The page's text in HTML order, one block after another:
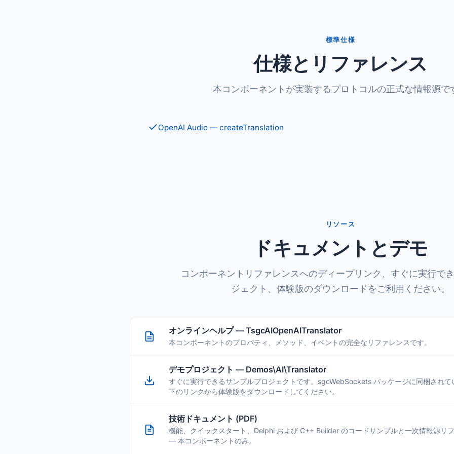
標準仕様
仕様とリファレンス
本コンポーネントが実装するプロトコルの正式な情報源で
OpenAI Audio — createTranslation
リソース
ドキュメントとデモ
コンポーネントリファレンスへのディープリンク、すぐに実行で
ジェクト、体験版のダウンロードをご利用ください。
オンラインヘルプ — TsgcAIOpenAITranslator
本コンポーネントのプロパティ、メソッド、イベントの完全なリファレンスです。
デモプロジェクト — Demos\AI\Translator
すぐに実行できるサンプルプロジェクトです。sgcWebSockets パッケージに同梱され
下のリンクから体験版をダウンロードしてください。
技術ドキュメント (PDF)
機能、クイックスタート、Delphi および C++ Builder のコードサンプルと一次情報源リ
— 本コンポーネントのみ。